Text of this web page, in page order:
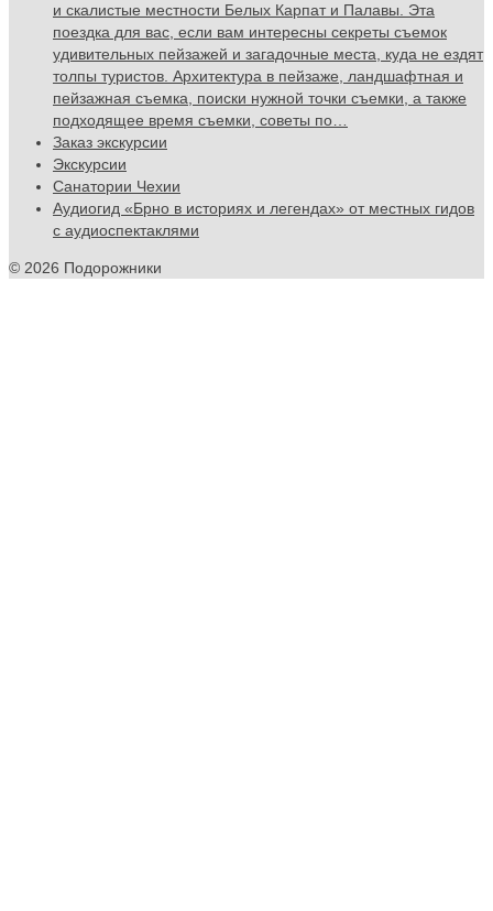
и скалистые местности Белых Карпат и Палавы. Эта
поездка для вас, если вам интересны секреты съемок
удивительных пейзажей и загадочные места, куда не ездят
толпы туристов. Архитектура в пейзаже, ландшафтная и
пейзажная съемка, поиски нужной точки съемки, а также
подходящее время съемки, советы по…
Заказ экскурсии
Экскурсии
Санатории Чехии
Аудиогид «Брно в историях и легендах» от местных гидов
с аудиоспектаклями
© 2026 Подорожники